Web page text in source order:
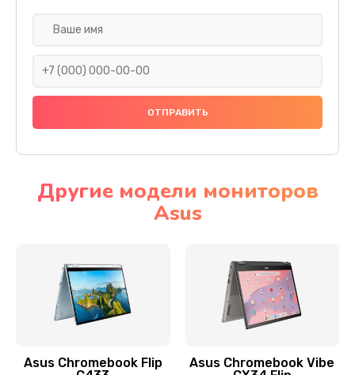
Сбор/Разбор
Чистка динамика и микрофонов (с разбором)
Замена кнопки Home (домой)
Заказать
Другие модели мониторов
Asus
Asus Chromebook Flip
Asus Chromebook Vibe